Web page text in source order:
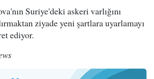
Suriye'deki askeri varlığını
ziyade yeni şartlara uyarlamayı
ediyor.